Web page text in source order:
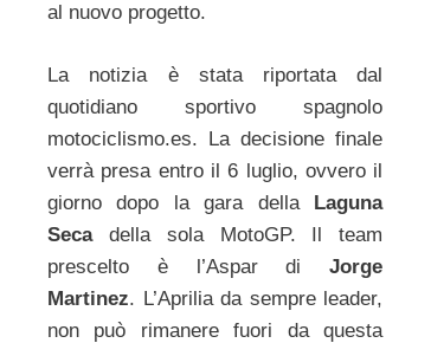
al nuovo progetto.
La notizia è stata riportata dal
quotidiano sportivo spagnolo
motociclismo.es. La decisione finale
verrà presa entro il 6 luglio, ovvero il
giorno dopo la gara della Laguna
Secadella sola MotoGP. Il team
prescelto è l’Aspar diJorge
Martinez. L’Aprilia da sempre leader,
non può rimanere fuori da questa